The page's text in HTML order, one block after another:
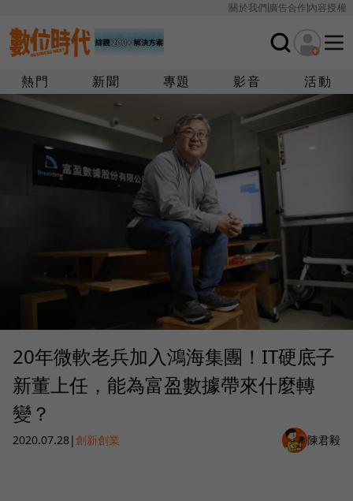
關於我們廣告合作內容授權
熱門 新聞 專題 影音 活動
20年微軟老兵加入鴻海集團！IT硬底子
新董上任，能為富盈數據帶來什麼轉
變？
2020.07.28|創新創業 陳君毅